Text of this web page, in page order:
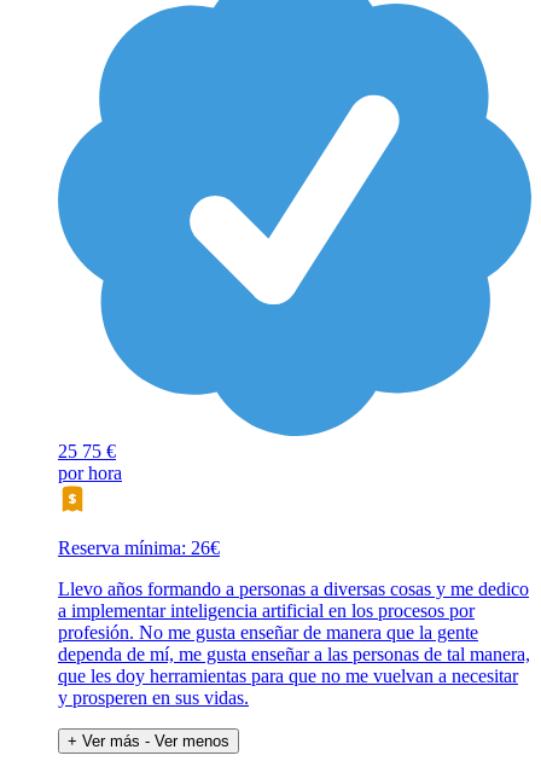
25 75 €
por hora
Reserva mínima: 26€
Llevo años formando a personas a diversas cosas y me dedico
a implementar inteligencia artificial en los procesos por
profesión. No me gusta enseñar de manera que la gente
dependa de mí, me gusta enseñar a las personas de tal manera,
que les doy herramientas para que no me vuelvan a necesitar
y prosperen en sus vidas.
+ Ver más - Ver menos